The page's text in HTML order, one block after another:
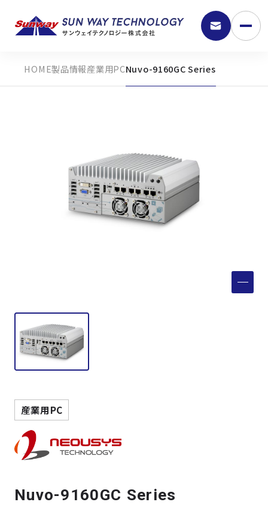
9:30 - 18:00
取扱メーカー
サービス
サポート
製品情報産業用PCNuvo-9160GC Series
産業用PC
Nuvo-9160GC Series